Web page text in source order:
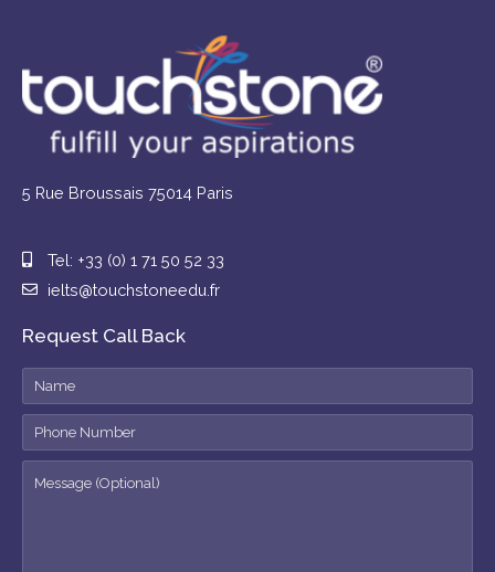
5 Rue Broussais 75014 Paris
Tel: +33 (0) 1 71 50 52 33
ielts@touchstoneedu.fr
Request Call Back